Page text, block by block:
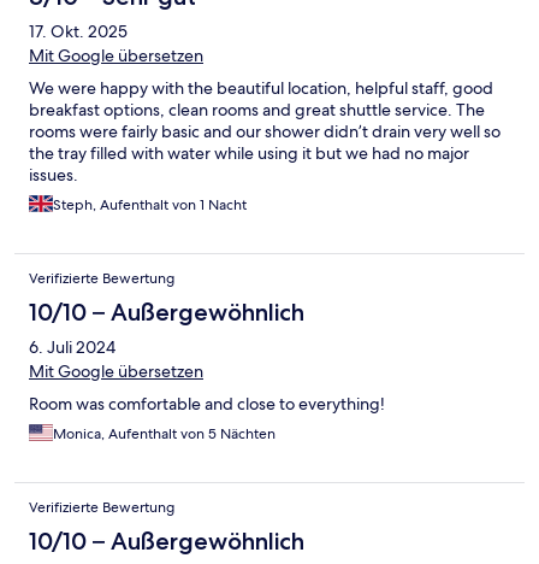
17. Okt. 2025
Mit Google übersetzen
We were happy with the beautiful location, helpful staff, good
breakfast options, clean rooms and great shuttle service. The
rooms were fairly basic and our shower didn’t drain very well so
the tray filled with water while using it but we had no major
issues.
Steph, Aufenthalt von 1 Nacht
Verifizierte Bewertung
10/10 – Außergewöhnlich
6. Juli 2024
Mit Google übersetzen
Room was comfortable and close to everything!
Monica, Aufenthalt von 5 Nächten
Verifizierte Bewertung
10/10 – Außergewöhnlich